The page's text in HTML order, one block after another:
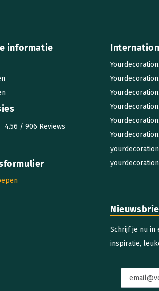
informatie
4.56 / 906 Reviews
Schrijf je nu in
inspiratie,